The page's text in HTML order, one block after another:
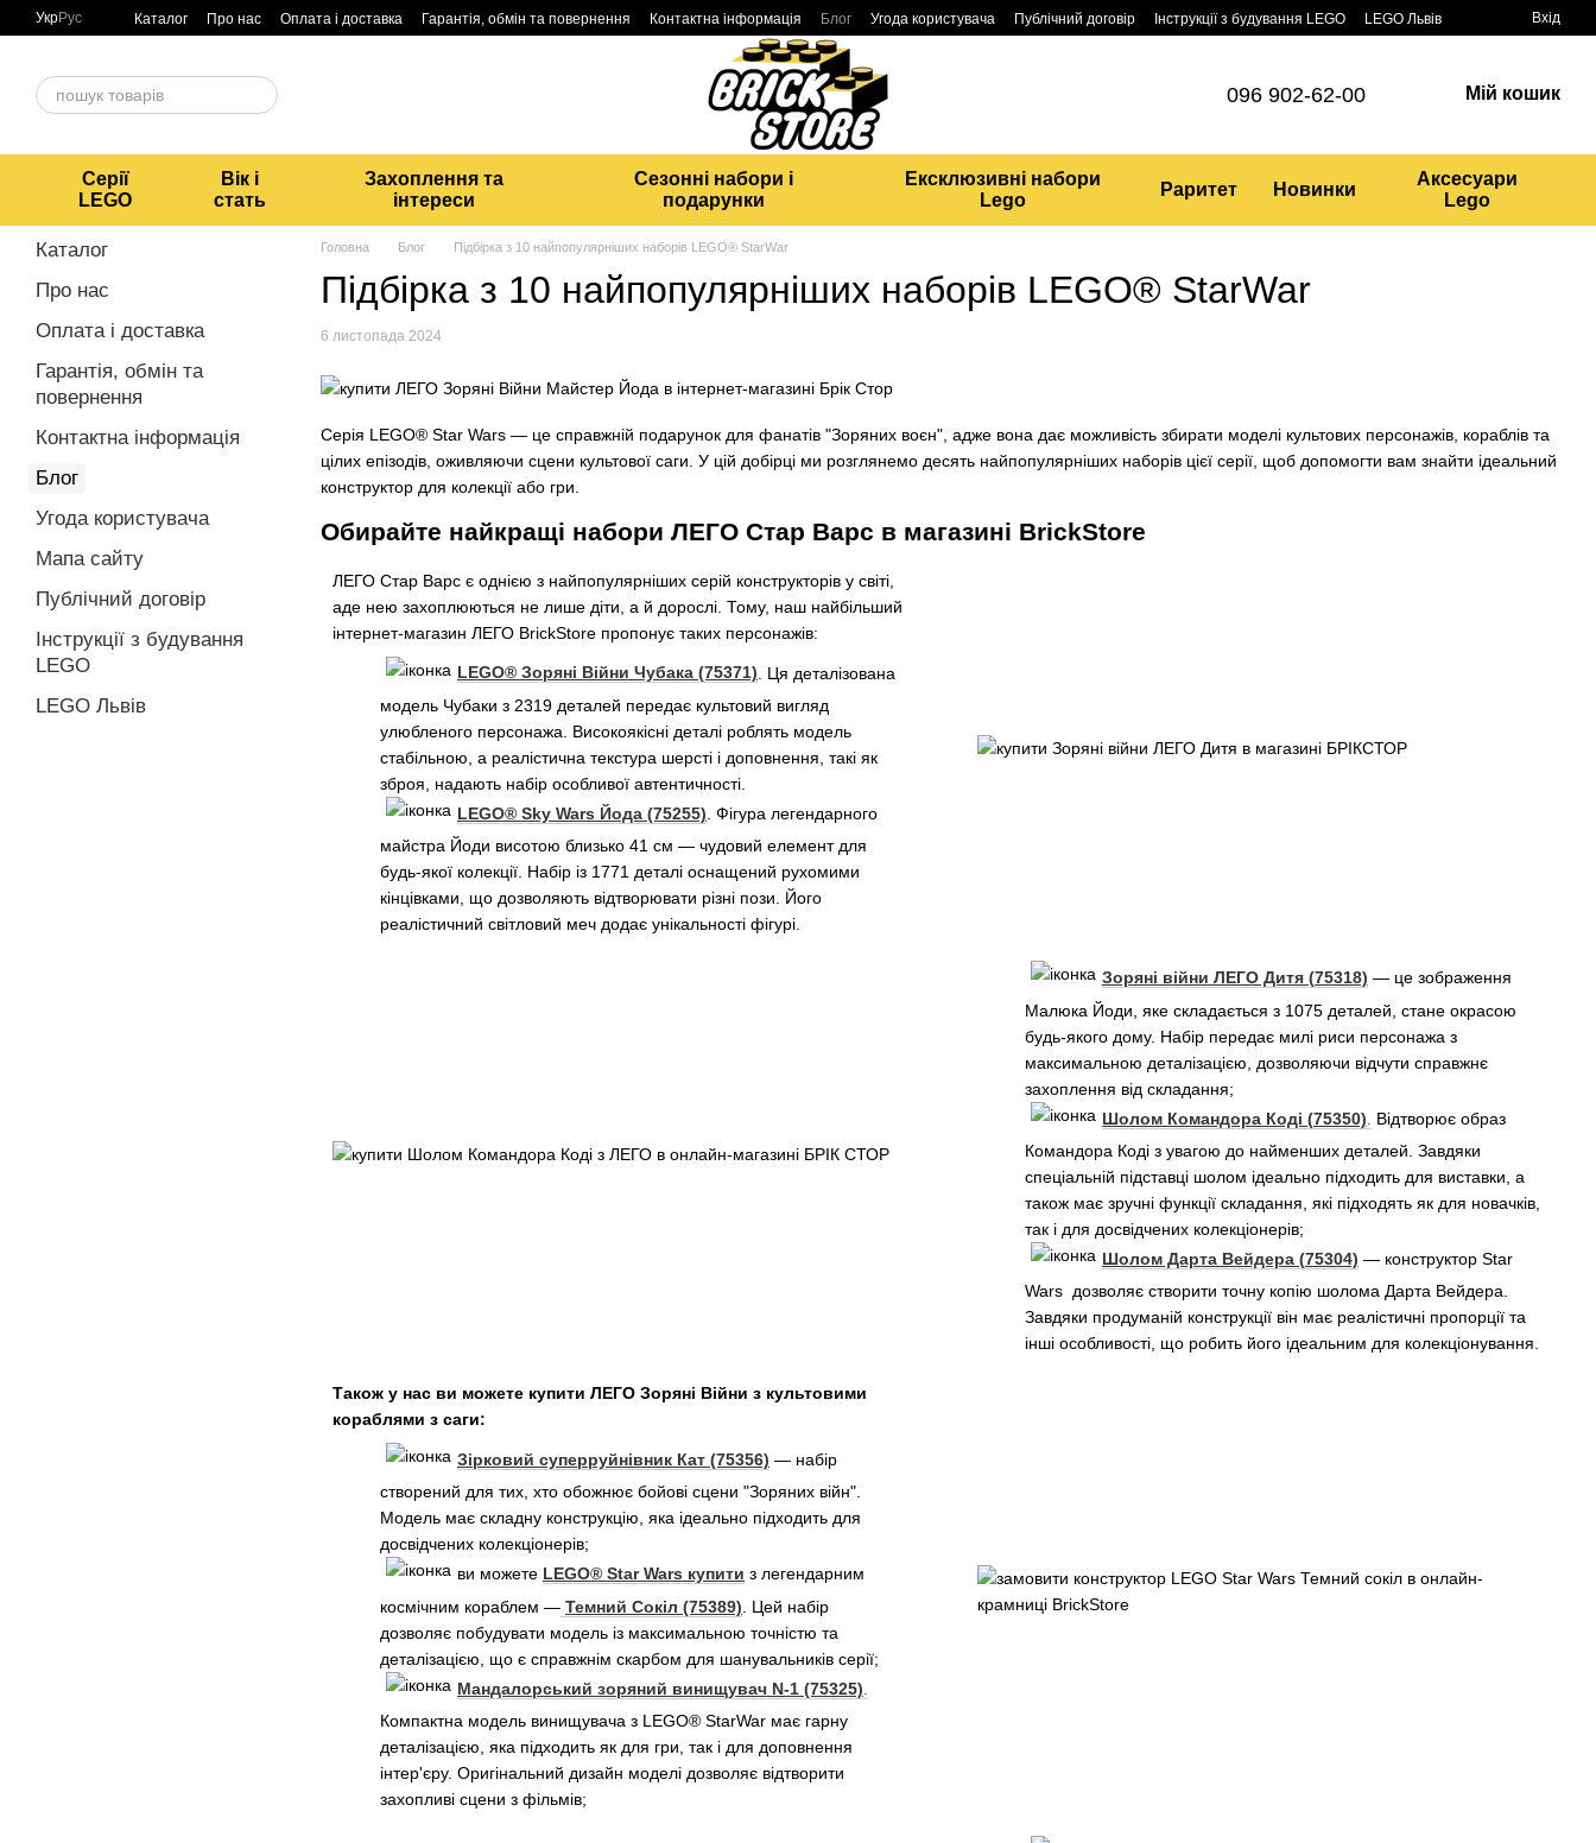
Перейти до основного контенту
УкрРус Каталог Про нас Оплата і доставка Гарантія, обмін та повернення Контактна інформація Блог Угода користувача Публічний договір Інструкції з будування LEGO LEGO Львів Вхід
096 902-62-00 Мій кошик
Серії
LEGO
Вік і
стать
Захоплення та
інтереси
Сезонні набори і
подарунки
Ексклюзивні набори
Lego
Раритет Новинки
Аксесуари
Lego
Головна Блог Підбірка з 10 найпопулярніших наборів LEGO® StarWar
Підбірка з 10 найпопулярніших наборів LEGO® StarWar
6 листопада 2024
Серія LEGO® Star Wars — це справжній подарунок для фанатів "Зоряних воєн", адже вона дає можливість збирати моделі культових персонажів, кораблів та
цілих епізодів, оживляючи сцени культової саги. У цій добірці ми розглянемо десять найпопулярніших наборів цієї серії, щоб допомогти вам знайти ідеальний
конструктор для колекції або гри.
Обирайте найкращі набори ЛЕГО Стар Варс в магазині BrickStore
ЛЕГО Стар Варс є однією з найпопулярніших серій конструкторів у світі,
аде нею захоплюються не лише діти, а й дорослі. Тому, наш найбільший
інтернет-магазин ЛЕГО BrickStore пропонує таких персонажів:
LEGO® Зоряні Війни Чубака (75371) . Ця деталізована
модель Чубаки з 2319 деталей передає культовий вигляд
улюбленого персонажа. Високоякісні деталі роблять модель
стабільною, а реалістична текстура шерсті і доповнення, такі як
зброя, надають набір особливої автентичності.
LEGO® Sky Wars Йода (75255) . Фігура легендарного
майстра Йоди висотою близько 41 см — чудовий елемент для
будь-якої колекції. Набір із 1771 деталі оснащений рухомими
кінцівками, що дозволяють відтворювати різні пози. Його
реалістичний світловий меч додає унікальності фігурі.
Зоряні війни ЛЕГО Дитя (75318) — це зображення
Малюка Йоди, яке складається з 1075 деталей, стане окрасою
будь-якого дому. Набір передає милі риси персонажа з
максимальною деталізацією, дозволяючи відчути справжнє
захоплення від складання;
Шолом Командора Коді (75350)
Відтворює образ
Командора Коді з увагою до найменших деталей. Завдяки
спеціальній підставці шолом ідеально підходить для виставки, а
також має зручні функції складання, які підходять як для новачків,
так і для досвідчених колекціонерів;
Шолом Дарта Вейдера (75304) — конструктор Star
Wars дозволяє створити точну копію шолома Дарта Вейдера.
Завдяки продуманій конструкції він має реалістичні пропорції та
інші особливості, що робить його ідеальним для колекціонування.
Також у нас ви можете купити ЛЕГО Зоряні Війни з культовими
кораблями з саги:
Зірковий суперруйнівник Кат (75356) — набір
створений для тих, хто обожнює бойові сцени "Зоряних війн".
Модель має складну конструкцію, яка ідеально підходить для
досвідчених колекціонерів;
ви можете LEGO® Star Wars купити з легендарним
космічним кораблем — Темний Сокіл (75389) . Цей набір
дозволяє побудувати модель із максимальною точністю та
деталізацією, що є справжнім скарбом для шанувальників серії;
Мандалорський зоряний винищувач N-1 (75325)
Компактна модель винищувача з LEGO® StarWar має гарну
деталізацією, яка підходить як для гри, так і для доповнення
інтер'єру. Оригінальний дизайн моделі дозволяє відтворити
захопливі сцени з фільмів;
Каталог
Про нас
Оплата і доставка
Гарантія, обмін та
повернення
Контактна інформація
Блог
Угода користувача
Мапа сайту
Публічний договір
Інструкції з будування
LEGO
LEGO Львів